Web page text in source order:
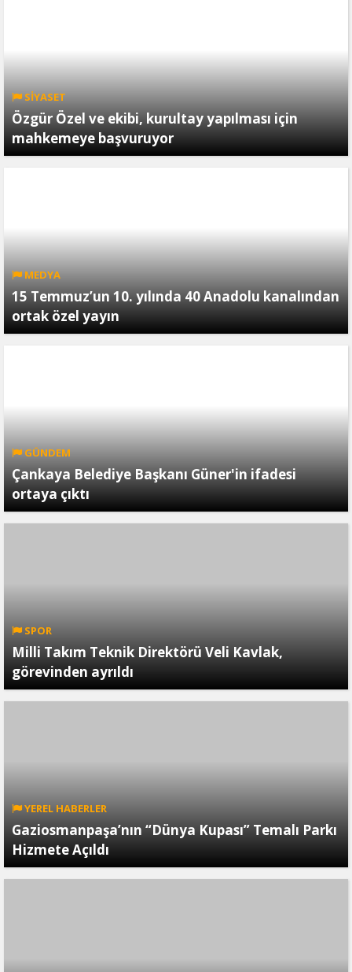
SİYASET
Özgür Özel ve ekibi, kurultay yapılması için
mahkemeye başvuruyor
MEDYA
15 Temmuz’un 10. yılında 40 Anadolu kanalından
ortak özel yayın
GÜNDEM
Çankaya Belediye Başkanı Güner'in ifadesi
ortaya çıktı
SPOR
Milli Takım Teknik Direktörü Veli Kavlak,
görevinden ayrıldı
YEREL HABERLER
Gaziosmanpaşa’nın “Dünya Kupası” Temalı Parkı
Hizmete Açıldı